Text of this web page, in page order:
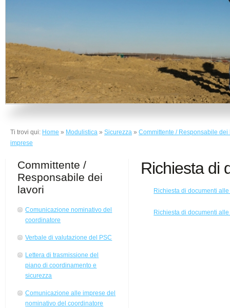
Ti trovi qui: Home » Modulistica » Sicurezza » Committente / Responsabile dei
imprese
Committente /
Responsabile dei
lavori
Comunicazione nominativo del
coordinatore
Verbale di valutazione del PSC
Lettera di trasmissione del
piano di coordinamento e
sicurezza
Comunicazione alle imprese del
nominativo del coordinatore
Richiesta di
Richiesta di documenti
Richiesta di documenti